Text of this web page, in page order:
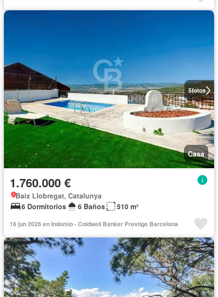
5fotos
Casa
1.760.000 €
Baix Llobregat, Catalunya
6 Dormitorios
6 Baños 510 m²
16 jun 2026 en Indomio - Coldwell Banker Prestige Barcelona